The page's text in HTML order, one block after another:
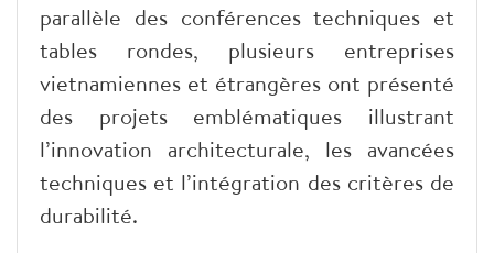
parallèle des conférences techniques et
tables rondes, plusieurs entreprises
vietnamiennes et étrangères ont présenté
des projets emblématiques illustrant
l’innovation architecturale, les avancées
techniques et l’intégration des critères de
durabilité.